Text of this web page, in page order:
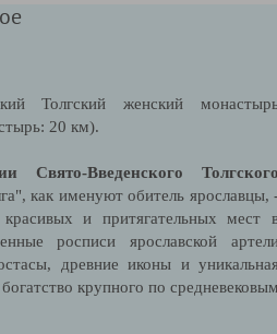
Толгский женский
20 км).
Свято-Введенского
как именуют обитель ярославцы,
и притягательных мест
росписи ярославской
древние иконы и
крупного по